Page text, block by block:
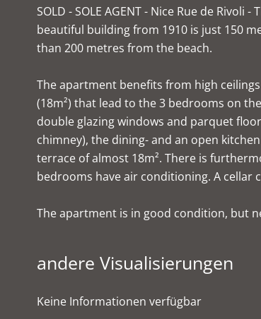
SOLD - SOLE AGENT - Nice Rue de
beautiful building from 1910 is just 150
than 200 metres from the beach.
The apartment benefits from high
(18m²) that lead to the 3 bedrooms on
double glazing windows and parquet
chimney), the dining- and an open
terrace of almost 18m². There is
bedrooms have air conditioning. A cellar
The apartment is in good condition, but
andere Visualisierungen
Keine Informationen verfügbar